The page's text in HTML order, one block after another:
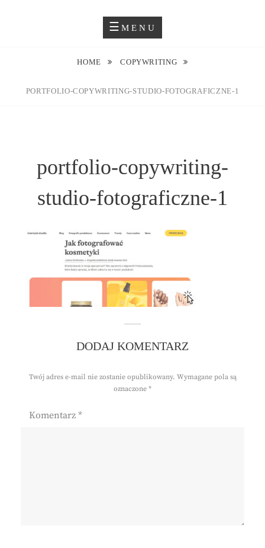
JUSTYNA EWA GROCHOWSKA
MENU
HOME COPYWRITING
PORTFOLIO-COPYWRITING-STUDIO-FOTOGRAFICZNE-1
portfolio-copywriting-
studio-fotograficzne-1
DODAJ KOMENTARZ
Twój adres e-mail nie zostanie opublikowany. Wymagane pola są
oznaczone *
Komentarz *